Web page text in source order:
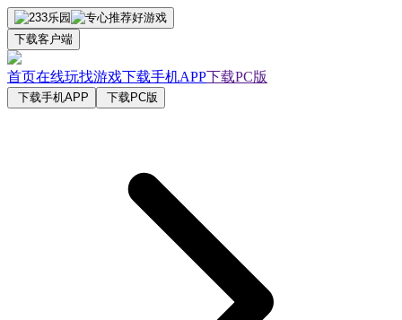
下载客户端
首页在线玩找游戏下载手机APP下载PC版
下载手机APP 下载PC版